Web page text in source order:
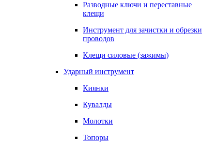
Разводные ключи и переставные
клещи
Инструмент для зачистки и обрезки
проводов
Клещи силовые (зажимы)
Ударный инструмент
Киянки
Кувалды
Молотки
Топоры